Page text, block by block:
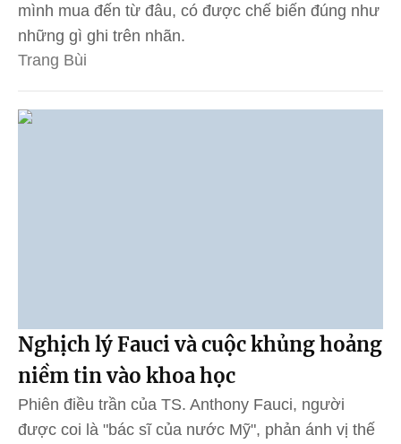
mình mua đến từ đâu, có được chế biến đúng như
những gì ghi trên nhãn.
Trang Bùi
Nghịch lý Fauci và cuộc khủng hoảng
niềm tin vào khoa học
Phiên điều trần của TS. Anthony Fauci, người
được coi là "bác sĩ của nước Mỹ", phản ánh vị thế